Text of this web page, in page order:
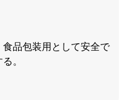
品包装用として安全で
。